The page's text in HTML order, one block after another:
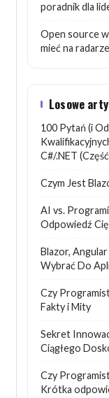
poradnik dla
Open source
mieć na radarze
Losowe
100 Pytań (i
C#/.NET
Czym Jest
AI vs.
Odpowiedź
Blazor,
Wybrać Do
Czy
Fakty i Mity
Sekret
Ciągłego
Czy
Krótka